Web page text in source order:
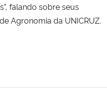
falando sobre seus
Agronomia da UNICRUZ.